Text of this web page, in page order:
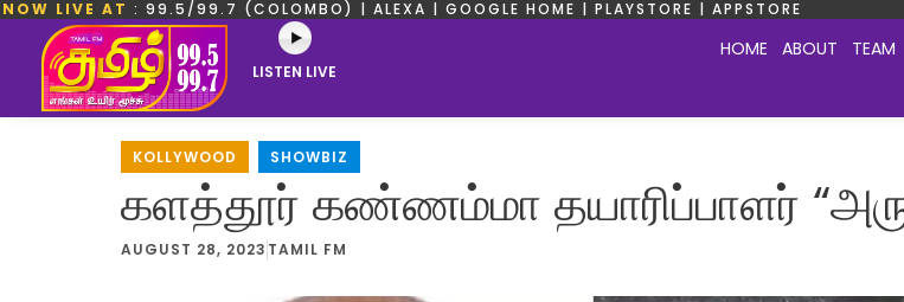
NOW LIVE AT : 99.5/99.7 (COLOMBO) | ALEXA | GOOGLE HOME | PLAYSTORE | APPSTORE
LISTEN LIVE
HOME ABOUT TEAM
KOLLYWOOD SHOWBIZ
களத்தூர் கண்ணம்மா தயாரிப்பாளர்
AUGUST 28, 2023 TAMIL FM